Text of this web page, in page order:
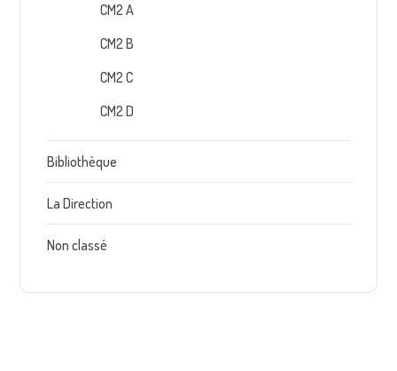
CM2 A
CM2 B
CM2 C
CM2 D
Bibliothèque
La Direction
Non classé